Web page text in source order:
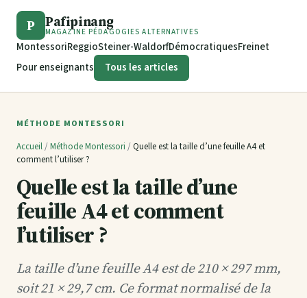
P Pafipinang
MAGAZINE PÉDAGOGIES ALTERNATIVES
MontessoriReggioSteiner-WaldorfDémocratiquesFreinet
Pour enseignants
Tous les articles
MÉTHODE MONTESSORI
Accueil /Méthode Montessori /Quelle est la taille d’une feuille A4 et
comment l’utiliser ?
Quelle est la taille d’une
feuille A4 et comment
l’utiliser ?
La taille d’une feuille A4 est de 210 × 297 mm,
soit 21 × 29,7 cm. Ce format normalisé de la